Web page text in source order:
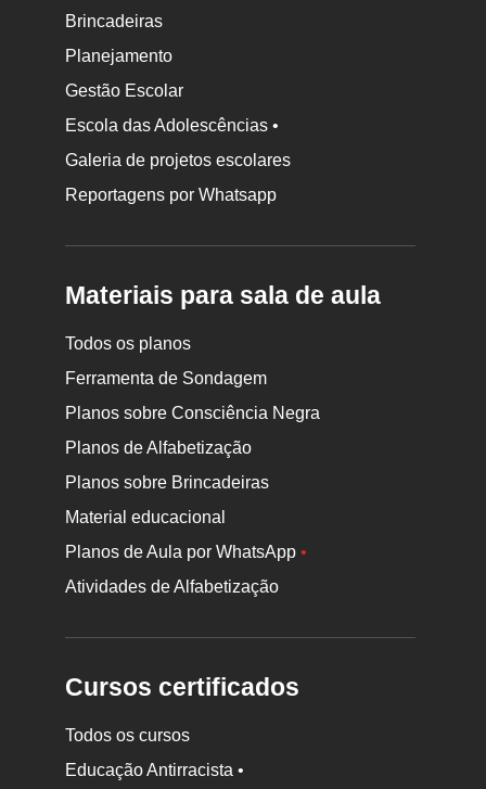
Brincadeiras
Planejamento
Gestão Escolar
Escola das Adolescências •
Galeria de projetos escolares
Reportagens por Whatsapp
Materiais para sala de aula
Todos os planos
Ferramenta de Sondagem
Planos sobre Consciência Negra
Planos de Alfabetização
Planos sobre Brincadeiras
Material educacional
Planos de Aula por WhatsApp•
Atividades de Alfabetização
Cursos certificados
Todos os cursos
Educação Antirracista •